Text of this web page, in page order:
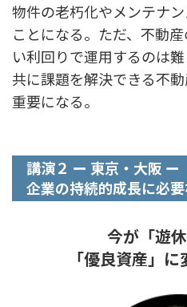
物件の老朽化やメンテナ
ことになる。ただ、不動
い利回りで運用するのは
共に課題を解決できる不
重要になる。
講演２ ー 東京・大阪 ー
企業の持続的成長に必
今が「遊
「優良資産」